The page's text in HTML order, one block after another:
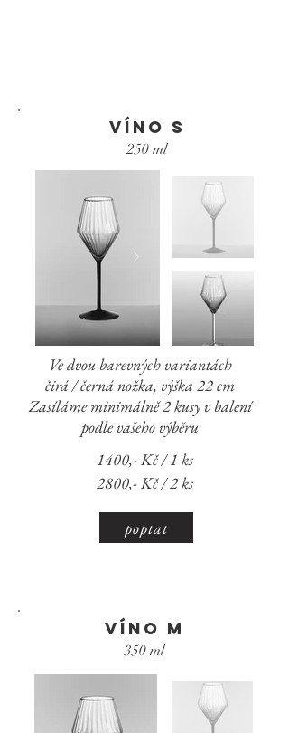
víno s
250 ml
Ve dvou barevných variantách
čirá / černá nožka, výška 22 cm
Zasíláme minimálně 2 kusy v balení
podle vašeho výběru
1400,- Kč / 1 ks
2800,- Kč / 2 ks
poptat
víno m
350 ml